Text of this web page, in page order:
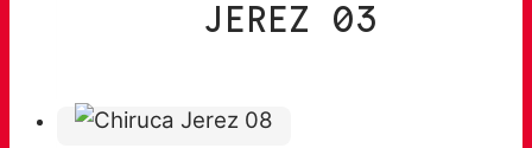
JEREZ 03